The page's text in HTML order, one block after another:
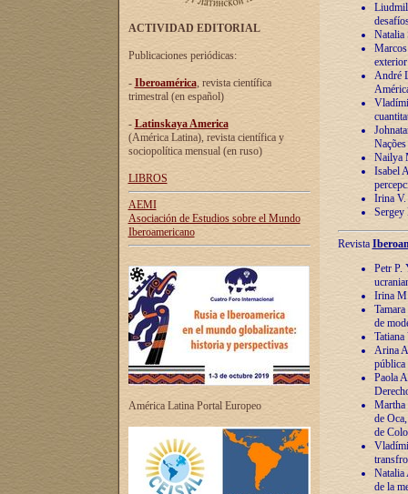
ACTIVIDAD EDITORIAL
Publicaciones periódicas:
- Iberoamérica, revista científica
trimestral (en español)
- Latinskaya America
(América Latina), revista científica y
sociopolítica mensual (en ruso)
LIBROS
AEMI
Asociación de Estudios sobre el Mundo
Iberoamericano
América Latina Portal Europeo
Natalia
André
Nailya
Isabel
Irina V.
Sergey
Revista
Petr P.
Irina
de
Arina
pública
Paola
Martha
de
de
Natalia
de la